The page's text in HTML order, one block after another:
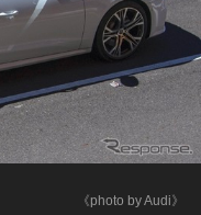
《photo by Audi》